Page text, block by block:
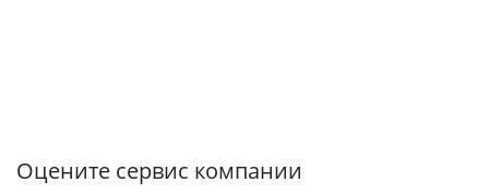
Оцените сервис компании